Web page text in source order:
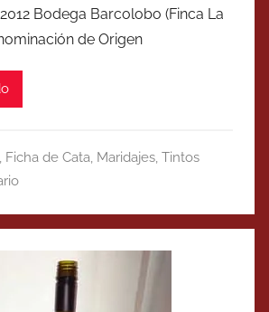
Bodega Barcolobo (Finca La
de Origen
Ficha de Cata, Maridajes, Tintos